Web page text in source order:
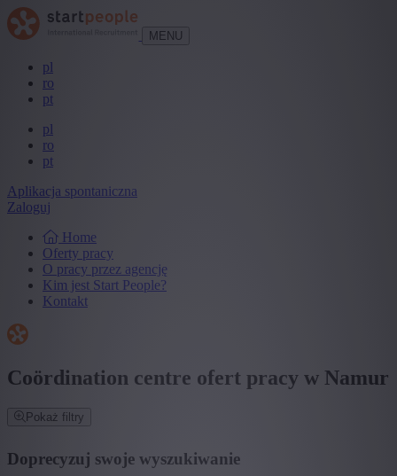
MENU
pl
ro
pt
pl
ro
pt
Aplikacja spontaniczna
Zaloguj
Home
Oferty pracy
O pracy przez agencję
Kim jest Start People?
Kontakt
Coördination centre ofert pracy w Namur
Pokaż filtry
Doprecyzuj swoje wyszukiwanie